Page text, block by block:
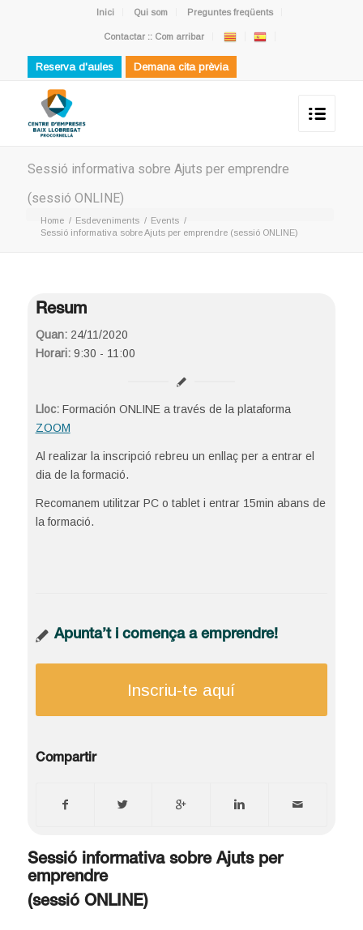
Inici Qui som Preguntes freqüents
Contactar :: Com arribar
Reserva d'aules Demana cita prèvia
Sessió informativa sobre Ajuts per emprendre
(sessió ONLINE)
Home / Esdeveniments / Events /
Sessió informativa sobre Ajuts per emprendre (sessió ONLINE)
Resum
Quan:24/11/2020
Horari:9:30 - 11:00
Lloc:Formación ONLINE a través de la plataforma
ZOOM
Al realizar la inscripció rebreu un enllaç per a entrar el
dia de la formació.
Recomanem utilitzar PC o tablet i entrar 15min abans de
la formació.
Apunta’t i comença a emprendre!
Inscriu-te aquí
Compartir
Sessió informativa sobre Ajuts per
emprendre
(sessió ONLINE)